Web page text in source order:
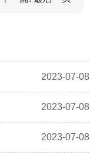
2023-07-08
2023-07-08
2023-07-08